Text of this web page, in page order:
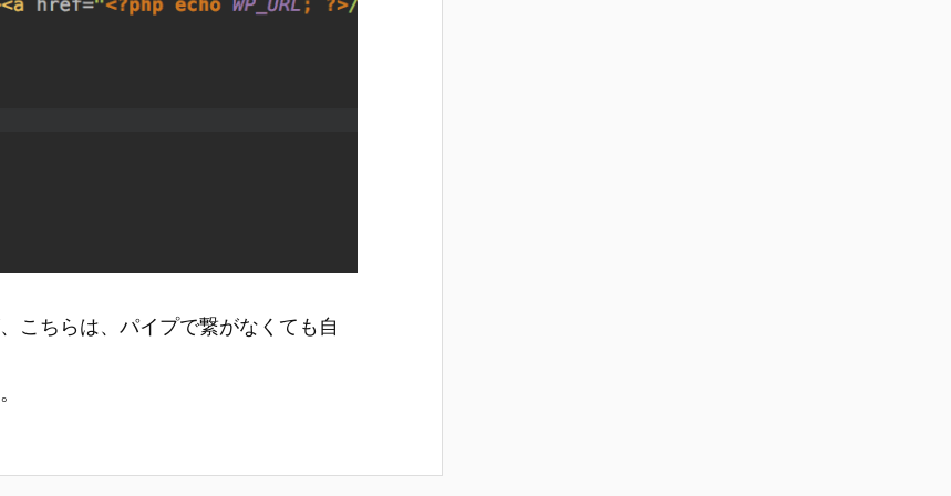
こちらは、パイプで繋がなくても自